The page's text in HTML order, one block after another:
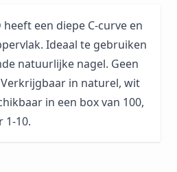
een diepe C-curve en
Ideaal te gebruiken
natuurlijke nagel. Geen
in naturel, wit
in een box van 100,
1-10.